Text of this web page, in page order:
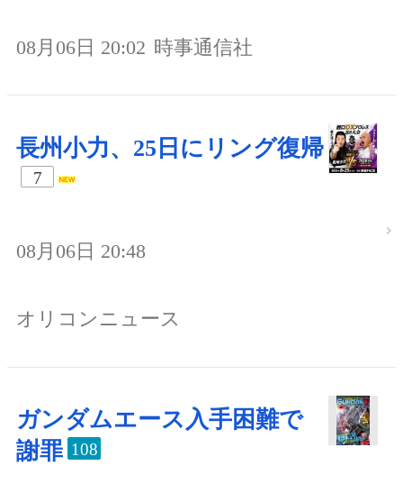
08月06日 20:02 時事通信社
長州小力、25日にリング復帰
7
08月06日 20:48
オリコンニュース
ガンダムエース入手困難で
謝罪 108